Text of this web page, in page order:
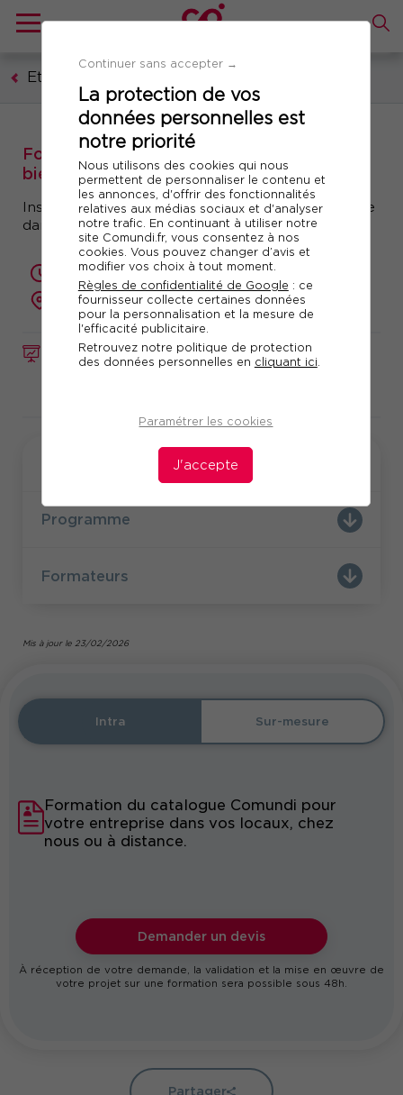
Continuer sans accepter →
La protection de vos
données personnelles est
notre priorité
Nous utilisons des cookies qui nous
permettent de personnaliser le contenu et
les annonces, d'offrir des fonctionnalités
relatives aux médias sociaux et d'analyser
notre trafic. En continuant à utiliser notre
site Comundi.fr, vous consentez à nos
cookies. Vous pouvez changer d’avis et
modifier vos choix à tout moment.
Règles de confidentialité de Google : ce
fournisseur collecte certaines données
pour la personnalisation et la mesure de
l'efficacité publicitaire.
Retrouvez notre politique de protection
des données personnelles en cliquant ici
Paramétrer les cookies
J'accepte
Etablissements sanitaires et médico-sociaux
FORMATION Réf. 10025
Formation : Assurer le rôle de Référent(e)
bientraitance en ESMS
Instaurer une culture pérenne de la bientraitance
dans son établissement
2 jours (14 heures)
présentiel ou à distance
Programme
Formateurs
Mis à jour le 23/02/2026
Intra Sur-mesure
Formation du catalogue Comundi pour
votre entreprise dans vos locaux, chez
nous ou à distance.
Demander un devis
À réception de votre demande, la validation et la mise en œuvre de
votre projet sur une formation sera possible sous 48h.
Partager